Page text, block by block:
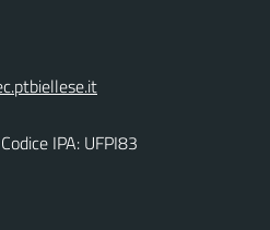
IPA: UFPI83